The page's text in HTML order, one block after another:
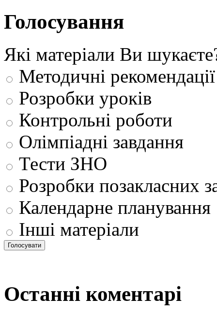
Голосування
Які матеріали Ви
Методичні рекомендації
Розробки уроків
Контрольні роботи
Олімпіадні завдання
Тести ЗНО
Розробки позакласних
Календарне планування
Інші матеріали
Останні коментарі